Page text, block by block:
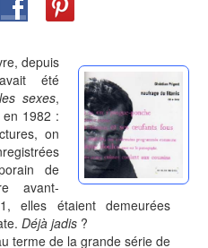
depuis
été
sexes,
1982 :
on
de
avant-
elles étaient demeurées
Déjà jadis ?
terme de la grande série de